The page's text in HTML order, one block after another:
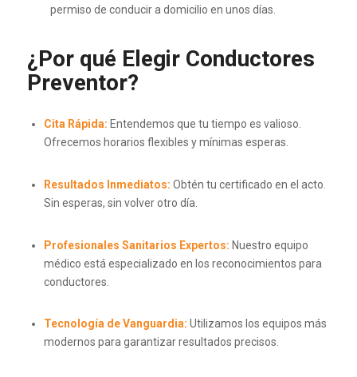
permiso de conducir a domicilio en unos días.
¿Por qué Elegir Conductores
Preventor?
Cita Rápida: Entendemos que tu tiempo es valioso.
Ofrecemos horarios flexibles y mínimas esperas.
Resultados Inmediatos: Obtén tu certificado en el acto.
Sin esperas, sin volver otro día.
Profesionales Sanitarios Expertos: Nuestro equipo
médico está especializado en los reconocimientos para
conductores.
Tecnología de Vanguardia: Utilizamos los equipos más
modernos para garantizar resultados precisos.